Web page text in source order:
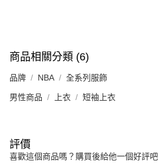
商品相關分類 (6)
品牌 NBA 全系列服飾
男性商品 上衣 短袖上衣
評價
喜歡這個商品嗎？購買後給他一個好評吧